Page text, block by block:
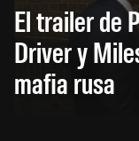
El trailer de
Driver y
mafia rusa